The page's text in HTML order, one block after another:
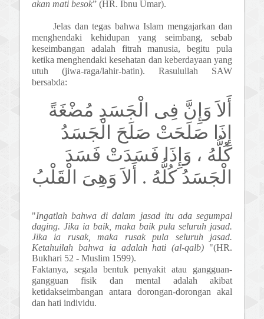
akan mati besok” (HR. Ibnu Umar).
Jelas dan tegas bahwa Islam mengajarkan dan
menghendaki kehidupan yang seimbang, sebab
keseimbangan adalah fitrah manusia, begitu pula
ketika menghendaki kesehatan dan keberdayaan yang
utuh (jiwa-raga/lahir-batin). Rasulullah SAW
bersabda:
أَلاَ وَإِنَّ فِى الْجَسَدِ مُضْغَةً
إِذَا صَلَحَتْ صَلَحَ الْجَسَدُ
كُلُّهُ ، وَإِذَا فَسَدَتْ فَسَدَ
الْجَسَدُ كُلُّهُ . أَلاَ وَهِىَ الْقَلْبُ
"Ingatlah bahwa di dalam jasad itu ada segumpal
daging. Jika ia baik, maka baik pula seluruh jasad.
Jika ia rusak, maka rusak pula seluruh jasad.
Ketahuilah bahwa ia adalah hati (al-qalb) "(HR.
Bukhari 52 - Muslim 1599).
Faktanya, segala bentuk penyakit atau gangguan-
gangguan fisik dan mental adalah akibat
ketidakseimbangan antara dorongan-dorongan akal
dan hati individu.